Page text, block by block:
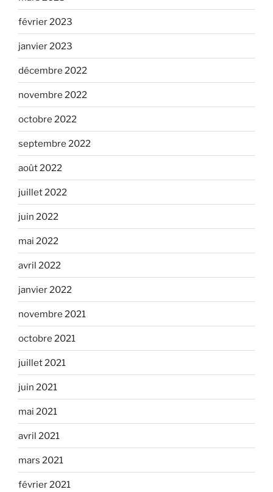
février 2023
janvier 2023
décembre 2022
novembre 2022
octobre 2022
septembre 2022
août 2022
juillet 2022
juin 2022
mai 2022
avril 2022
janvier 2022
novembre 2021
octobre 2021
juillet 2021
juin 2021
mai 2021
avril 2021
mars 2021
février 2021